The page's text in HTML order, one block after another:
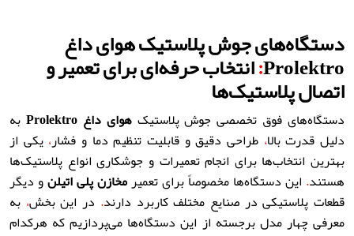
دستگاه‌های جوش پلاستیک هوای داغ
Prolektro
:انتخاب حرفه‌ای برای تعمیر و
اتصال پلاستیک‌ها
دستگاه‌های فوق تخصصی جوش پلاستیکهوای داغ Prolektro
به
دلیل قدرت بالا، طراحی دقیق و قابلیت تنظیم دما و فشار، یکی از
بهترین انتخاب‌ها برای انجام تعمیرات و جوشکاری انواع پلاستیک‌ها
هستند. این دستگاه‌ها مخصوصاً برای تعمیرمخازن پلی اتیلنو دیگر
قطعات پلاستیکی در صنایع مختلف کاربرد دارند. در این بخش، به
معرفی چهار مدل برجسته از این دستگاه‌ها می‌پردازیم که هرکدام